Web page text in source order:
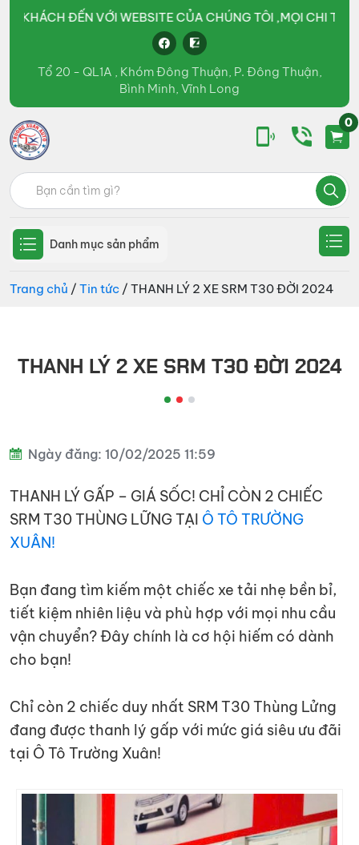
ĐẾN VỚI WEBSITE CỦA CHÚNG TÔI ,MỌI CHI TIẾT VUI
Tổ 20 - QL1A , Khóm Đông Thuận, P. Đông Thuận,
Bình Minh, Vĩnh Long
Ô
tô
Trường
Xuân
Group
kinh
doanh
loại
xe
tải,
xe
Tìm
kiếm:
0
Danh mục sản phẩm
Trang chủ / Tin tức / THANH LÝ 2 XE SRM T30 ĐỜI 2024
THANH LÝ 2 XE SRM T30 ĐỜI 2024
Ngày đăng: 10/02/2025 11:59
THANH LÝ GẤP – GIÁ SỐC! CHỈ CÒN 2 CHIẾC
SRM T30 THÙNG LỮNG TẠI Ô TÔ TRƯỜNG
XUÂN!
Bạn đang tìm kiếm một chiếc xe tải nhẹ bền bỉ,
tiết kiệm nhiên liệu và phù hợp với mọi nhu cầu
vận chuyển? Đây chính là cơ hội hiếm có dành
cho bạn!
Chỉ còn 2 chiếc duy nhất SRM T30 Thùng Lửng
đang được thanh lý gấp với mức giá siêu ưu đãi
tại Ô Tô Trường Xuân!